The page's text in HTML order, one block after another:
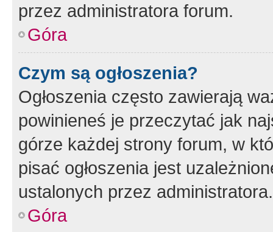
przez administratora forum.
Góra
Czym są ogłoszenia?
Ogłoszenia często zawierają
powinieneś je przeczytać jak
górze każdej strony forum, w
pisać ogłoszenia jest
ustalonych przez administratora.
Góra